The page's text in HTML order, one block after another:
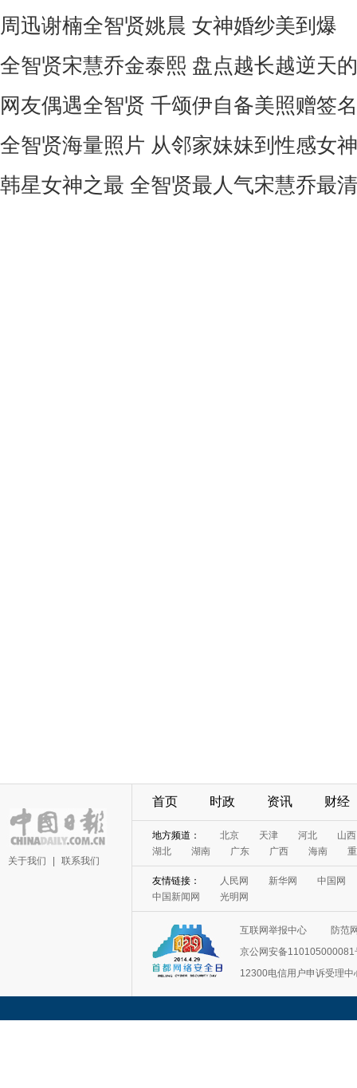
周迅谢楠全智贤姚晨 女神婚纱美到爆
全智贤宋慧乔金泰熙 盘点越长越逆天
网友偶遇全智贤 千颂伊自备美照赠签名
全智贤海量照片 从邻家妹妹到性感女神
韩星女神之最 全智贤最人气宋慧乔最
关于我们 联系我们
首页 时政 资讯 财经
地方频道： 北京 天津 河北
山西
湖北
湖南 广东 广西 海南
友情链接： 人民网 新华网
中国网
中国新闻网
光明网
互联网举报中心
防范
京公网安备110105000081
12300电信用户申诉受理中